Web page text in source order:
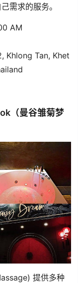
需求的服务。
AM
Khlong Tan, Khet
（曼谷雏菊梦
提供多种